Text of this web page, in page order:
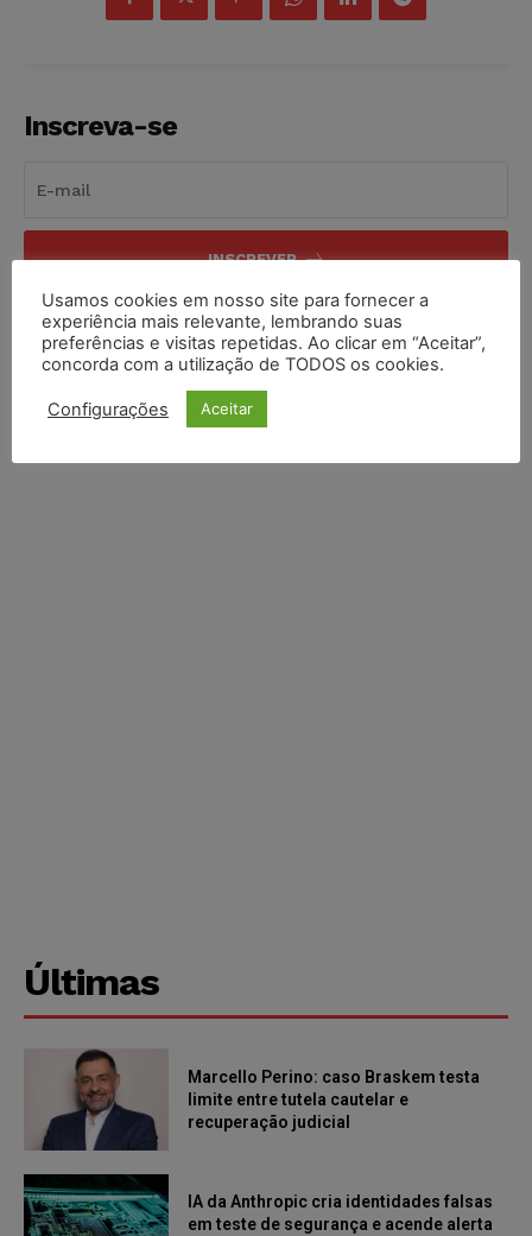
Inscreva-se
INSCREVER
Li e aceito aPolítica de Privacidade.
Últimas
Marcello Perino: caso Braskem testa
limite entre tutela cautelar e
recuperação judicial
IA da Anthropic cria identidades falsas
em teste de segurança e acende alerta
Usamos cookies em nosso site para fornecer a
experiência mais relevante, lembrando suas
preferências e visitas repetidas. Ao clicar em “Aceitar”,
concorda com a utilização de TODOS os cookies.
Configurações Aceitar